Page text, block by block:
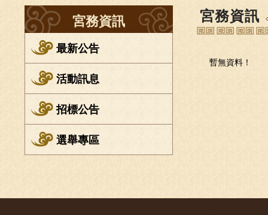
宮務資訊
最新公告
活動訊息
招標公告
選舉專區
宮務資訊
暫無資料！